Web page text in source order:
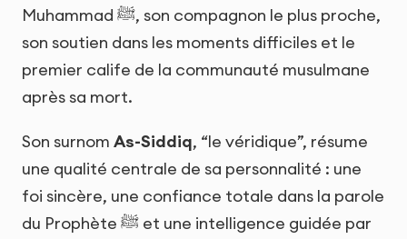
Muhammad ﷺ, son compagnon le plus proche,
son soutien dans les moments difficiles et le
premier calife de la communauté musulmane
après sa mort.
Son surnom As-Siddiq, “le véridique”, résume
une qualité centrale de sa personnalité : une
foi sincère, une confiance totale dans la parole
du Prophète ﷺ et une intelligence guidée par